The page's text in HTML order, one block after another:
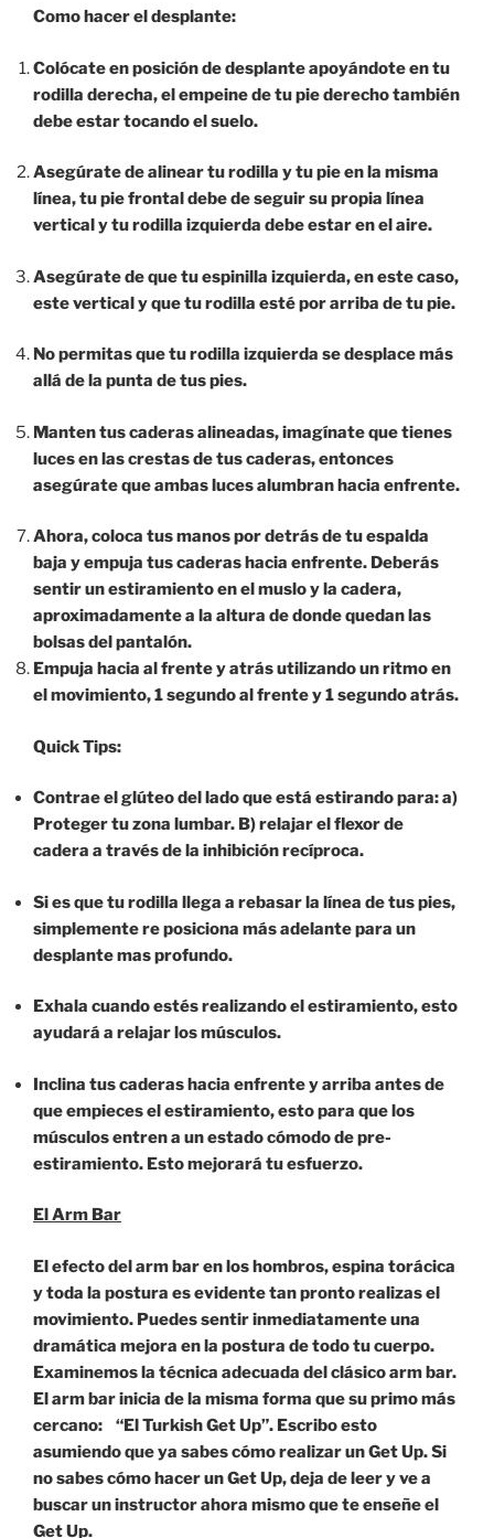
Como hacer el desplante:
Colócate en posición de desplante apoyándote en tu
rodilla derecha, el empeine de tu pie derecho también
debe estar tocando el suelo.
Asegúrate de alinear tu rodilla y tu pie en la misma
línea, tu pie frontal debe de seguir su propia línea
vertical y tu rodilla izquierda debe estar en el aire.
Asegúrate de que tu espinilla izquierda, en este caso,
este vertical y que tu rodilla esté por arriba de tu pie.
No permitas que tu rodilla izquierda se desplace más
allá de la punta de tus pies.
Manten tus caderas alineadas, imagínate que tienes
luces en las crestas de tus caderas, entonces
asegúrate que ambas luces alumbran hacia enfrente.
Ahora, coloca tus manos por detrás de tu espalda
baja y empuja tus caderas hacia enfrente. Deberás
sentir un estiramiento en el muslo y la cadera,
aproximadamente a la altura de donde quedan las
bolsas del pantalón.
Empuja hacia al frente y atrás utilizando un ritmo en
el movimiento, 1 segundo al frente y 1 segundo atrás.
Quick Tips:
Contrae el glúteo del lado que está estirando para: a)
Proteger tu zona lumbar. B) relajar el flexor de
cadera a través de la inhibición recíproca.
Si es que tu rodilla llega a rebasar la línea de tus pies,
simplemente re posiciona más adelante para un
desplante mas profundo.
Exhala cuando estés realizando el estiramiento, esto
ayudará a relajar los músculos.
Inclina tus caderas hacia enfrente y arriba antes de
que empieces el estiramiento, esto para que los
músculos entren a un estado cómodo de pre-
estiramiento. Esto mejorará tu esfuerzo.
El Arm Bar
El efecto del arm bar en los hombros, espina torácica
y toda la postura es evidente tan pronto realizas el
movimiento. Puedes sentir inmediatamente una
dramática mejora en la postura de todo tu cuerpo.
Examinemos la técnica adecuada del clásico arm bar.
El arm bar inicia de la misma forma que su primo más
cercano: “El Turkish Get Up”. Escribo esto
asumiendo que ya sabes cómo realizar un Get Up. Si
no sabes cómo hacer un Get Up, deja de leer y ve a
buscar un instructor ahora mismo que te enseñe el
Get Up.